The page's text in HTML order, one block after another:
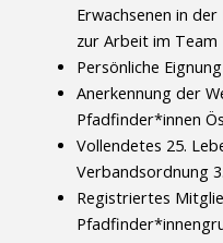
Erwachsenen in
zur Arbeit im Team
Persönliche
Anerkennung der
Pfadfinder*innen
Vollendetes 25.
Verbandsordnung
Registriertes